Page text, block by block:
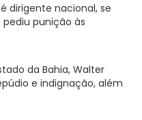
dirigente nacional, se
punição às
da Bahia, Walter
e indignação, além